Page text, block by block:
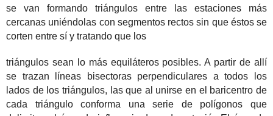
se van formando triángulos entre las estaciones más
cercanas uniéndolas con segmentos rectos sin que éstos se
corten entre sí y tratando que los
triángulos sean lo más equiláteros posibles. A partir de allí
se trazan líneas bisectoras perpendiculares a todos los
lados de los triángulos, las que al unirse en el baricentro de
cada triángulo conforma una serie de polígonos que